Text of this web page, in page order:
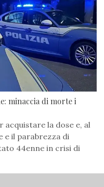
minaccia di morte i
acquistare la dose e, al
e il parabrezza di
44enne in crisi di